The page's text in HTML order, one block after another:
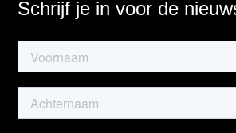
Schrijf je in voor de